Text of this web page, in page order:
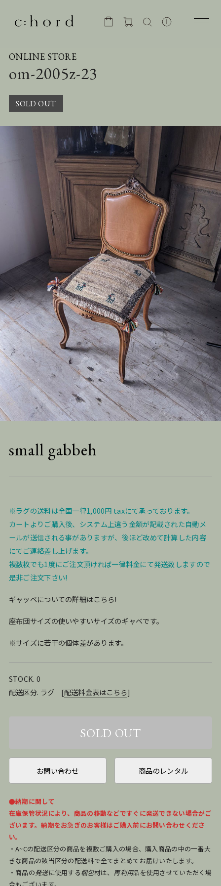
ONLINE STORE
om-2005z-23
small gabbeh
※ラグの送料は全国一律1,000円 taxにて承っております。
カートよりご購入後、システム上違う金額が記載された自動メ
ールが送信される事がありますが、後ほど改めて計算した内容
にてご連絡差し上げます。
複数枚でも1度にご注文頂ければ一律料金にて発送致しますので
是非ご注文下さい!
ギャッベについての詳細はこちら!
座布団サイズの使いやすいサイズのギャベです。
※サイズに若干の個体差があります。
STOCK. 0
配送区分. ラグ [配送料金表はこちら]
お問い合わせ 商品のレンタル
●納期に関して
在庫保管状況により、商品の移動などですぐに発送できない場合がご
ざいます。納期をお急ぎのお客様はご購入前にお問い合わせくださ
い。
・A~Cの配送区分の商品を複数ご購入の場合、購入商品の中の一番大
きな商品の該当区分の配送料で全てまとめてお届けいたします。
・商品の発送に使用する梱包材は、 再利用品を使用させていただく場